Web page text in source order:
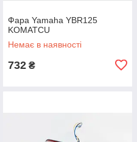
Фара Yamaha YBR125
KOMATCU
Немає в наявності
732 ₴